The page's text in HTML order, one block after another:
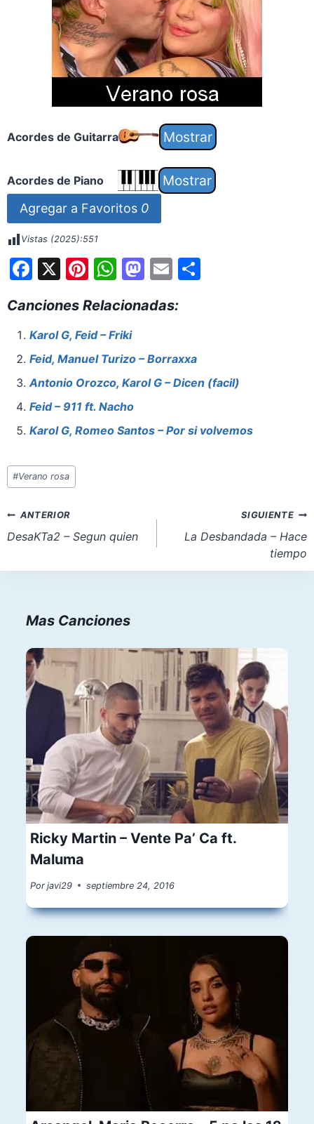
Acordes de Guitarra
Acordes de Piano
Agregar a Favoritos 0
Vistas (2025):551
F
c
e
b
o
o
k
X Pi
er
e
st
W
at
s
A
p
p
M
st
d
o
E
ai
S
Canciones Relacionadas:
Karol G, Feid – Friki
Feid, Manuel Turizo – Borraxxa
Antonio Orozco, Karol G – Dicen (facil)
Feid – 911 ft. Nacho
Karol G, Romeo Santos – Por si volvemos
Etiquetas
de
entrada:
#Verano rosa
Navegación
de
ANTERIOR
DesaKTa2 – Segun quien
SIGUIENTE
La Desbandada – Hace
tiempo
Mas Canciones
Ricky Martin – Vente Pa’ Ca ft.
Maluma
Por javi29 septiembre 24, 2016